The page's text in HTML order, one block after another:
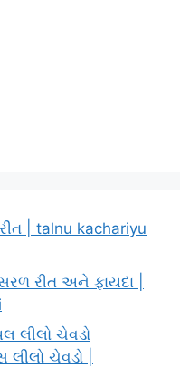
| talnu kachariyu
રીત અને ફાયદા |
લીલો ચેવડો
લીલો ચેવડો |